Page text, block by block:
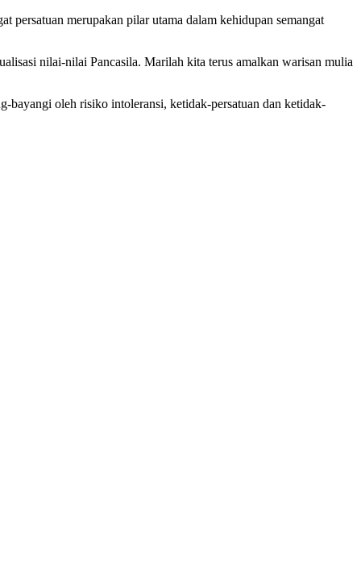
persatuan merupakan pilar utama dalam kehidupan semangat
nilai-nilai Pancasila. Marilah kita terus amalkan warisan mulia
bayangi oleh risiko intoleransi, ketidak-persatuan dan ketidak-